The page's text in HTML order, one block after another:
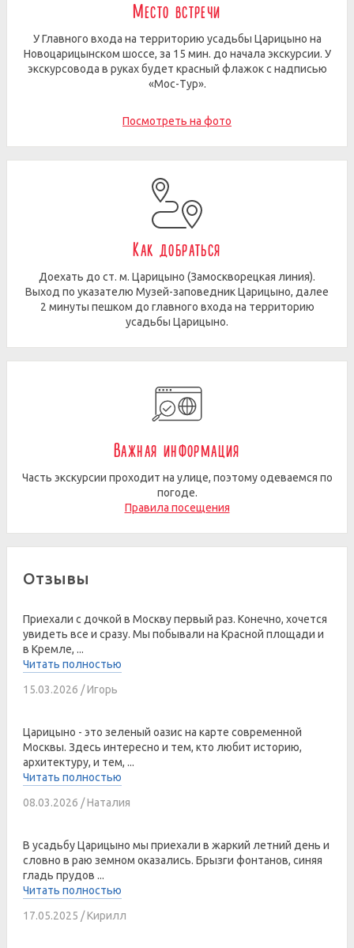
Место встречи
У Главного входа на территорию усадьбы Царицыно на
Новоцарицынском шоссе, за 15 мин. до начала экскурсии. У
экскурсовода в руках будет красный флажок с надписью
«Мос-Тур».
Посмотреть на фото
Как добраться
Доехать до ст. м. Царицыно (Замоскворецкая линия).
Выход по указателю Музей-заповедник Царицыно, далее
2 минуты пешком до главного входа на территорию
усадьбы Царицыно.
Важная информация
Часть экскурсии проходит на улице, поэтому одеваемся по
погоде.
Правила посещения
Отзывы
Приехали с дочкой в Москву первый раз. Конечно, хочется
увидеть все и сразу. Мы побывали на Красной площади и
в Кремле, ...
Читать полностью
15.03.2026 / Игорь
Царицыно - это зеленый оазис на карте современной
Москвы. Здесь интересно и тем, кто любит историю,
архитектуру, и тем, ...
Читать полностью
08.03.2026 / Наталия
В усадьбу Царицыно мы приехали в жаркий летний день и
словно в раю земном оказались. Брызги фонтанов, синяя
гладь прудов ...
Читать полностью
17.05.2025 / Кирилл